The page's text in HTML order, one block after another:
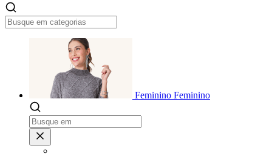
Feminino Feminino